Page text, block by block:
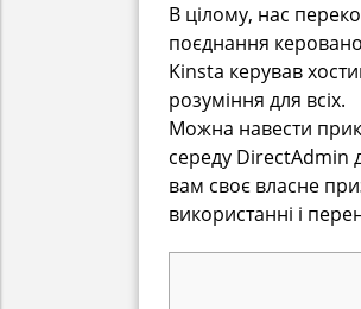
В цілому, нас
поєднання
Kinsta керував
розуміння для всіх.
Можна навести
середу DirectAdmin
вам своє власне
використанні і